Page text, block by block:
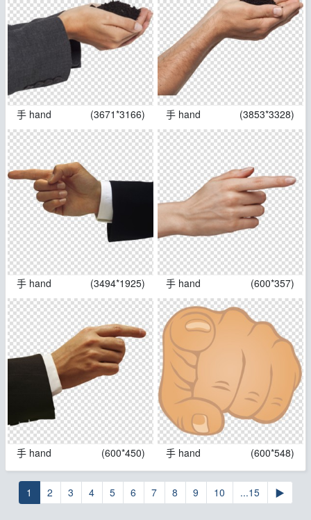
手 hand (3671*3166) 手 hand (3853*3328)
手 hand (3494*1925) 手 hand (600*357)
手 hand (600*450) 手 hand (600*548)
1 2 3 4 5 6 7 8 9 10 ...15 ▶